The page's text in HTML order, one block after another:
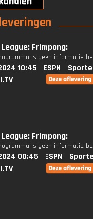
Frimpong:
is geen informatie
10:45 ESPN
Frimpong:
is geen informatie
00:45 ESPN